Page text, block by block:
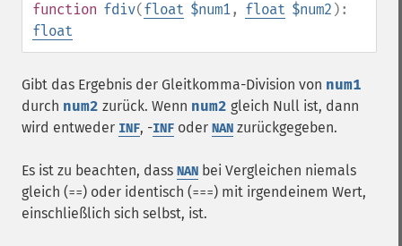
function fdiv(float $num1, float $num2 ):
float
Gibt das Ergebnis der Gleitkomma-Division von num1
durch num2 zurück. Wenn num2 gleich Null ist, dann
wird entweder INF, -INF oder NAN zurückgegeben.
Es ist zu beachten, dass NAN bei Vergleichen niemals
gleich (==) oder identisch (===) mit irgendeinem Wert,
einschließlich sich selbst, ist.